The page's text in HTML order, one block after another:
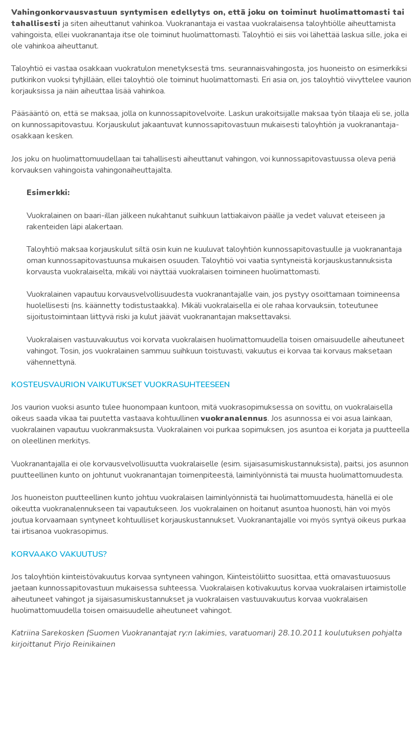
Vahingonkorvausvastuun syntymisen edellytys on, että joku on toiminut huolimattomasti tai
tahallisesti ja siten aiheuttanut vahinkoa. Vuokranantaja ei vastaa vuokralaisensa taloyhtiölle aiheuttamista
vahingoista, ellei vuokranantaja itse ole toiminut huolimattomasti. Taloyhtiö ei siis voi lähettää laskua sille, joka ei
ole vahinkoa aiheuttanut.
Taloyhtiö ei vastaa osakkaan vuokratulon menetyksestä tms. seurannaisvahingosta, jos huoneisto on esimerkiksi
putkirikon vuoksi tyhjillään, ellei taloyhtiö ole toiminut huolimattomasti. Eri asia on, jos taloyhtiö viivyttelee vaurion
korjauksissa ja näin aiheuttaa lisää vahinkoa.
Pääsääntö on, että se maksaa, jolla on kunnossapitovelvoite. Laskun urakoitsijalle maksaa työn tilaaja eli se, jolla
on kunnossapitovastuu. Korjauskulut jakaantuvat kunnossapitovastuun mukaisesti taloyhtiön ja vuokranantaja-
osakkaan kesken.
Jos joku on huolimattomuudellaan tai tahallisesti aiheuttanut vahingon, voi kunnossapitovastuussa oleva periä
korvauksen vahingoista vahingonaiheuttajalta.
Esimerkki:
Vuokralainen on baari-illan jälkeen nukahtanut suihkuun lattiakaivon päälle ja vedet valuvat eteiseen ja
rakenteiden läpi alakertaan.
Taloyhtiö maksaa korjauskulut siltä osin kuin ne kuuluvat taloyhtiön kunnossapitovastuulle ja vuokranantaja
oman kunnossapitovastuunsa mukaisen osuuden. Taloyhtiö voi vaatia syntyneistä korjauskustannuksista
korvausta vuokralaiselta, mikäli voi näyttää vuokralaisen toimineen huolimattomasti.
Vuokralainen vapautuu korvausvelvollisuudesta vuokranantajalle vain, jos pystyy osoittamaan toimineensa
huolellisesti (ns. käännetty todistustaakka). Mikäli vuokralaisella ei ole rahaa korvauksiin, toteutunee
sijoitustoimintaan liittyvä riski ja kulut jäävät vuokranantajan maksettavaksi.
Vuokralaisen vastuuvakuutus voi korvata vuokralaisen huolimattomuudella toisen omaisuudelle aiheutuneet
vahingot. Tosin, jos vuokralainen sammuu suihkuun toistuvasti, vakuutus ei korvaa tai korvaus maksetaan
vähennettynä.
KOSTEUSVAURION VAIKUTUKSET VUOKRASUHTEESEEN
Jos vaurion vuoksi asunto tulee huonompaan kuntoon, mitä vuokrasopimuksessa on sovittu, on vuokralaisella
oikeus saada vikaa tai puutetta vastaava kohtuullinenvuokranalennus. Jos asunnossa ei voi asua lainkaan,
vuokralainen vapautuu vuokranmaksusta. Vuokralainen voi purkaa sopimuksen, jos asuntoa ei korjata ja puutteella
on oleellinen merkitys.
Vuokranantajalla ei ole korvausvelvollisuutta vuokralaiselle (esim. sijaisasumiskustannuksista), paitsi, jos asunnon
puutteellinen kunto on johtunut vuokranantajan toimenpiteestä, laiminlyönnistä tai muusta huolimattomuudesta.
Jos huoneiston puutteellinen kunto johtuu vuokralaisen laiminlyönnistä tai huolimattomuudesta, hänellä ei ole
oikeutta vuokranalennukseen tai vapautukseen. Jos vuokralainen on hoitanut asuntoa huonosti, hän voi myös
joutua korvaamaan syntyneet kohtuulliset korjauskustannukset. Vuokranantajalle voi myös syntyä oikeus purkaa
tai irtisanoa vuokrasopimus.
KORVAAKO VAKUUTUS?
Jos taloyhtiön kiinteistövakuutus korvaa syntyneen vahingon, Kiinteistöliitto suosittaa, että omavastuuosuus
jaetaan kunnossapitovastuun mukaisessa suhteessa. Vuokralaisen kotivakuutus korvaa vuokralaisen irtaimistolle
aiheutuneet vahingot ja sijaisasumiskustannukset ja vuokralaisen vastuuvakuutus korvaa vuokralaisen
huolimattomuudella toisen omaisuudelle aiheutuneet vahingot.
Katriina Sarekosken (Suomen Vuokranantajat ry:n lakimies, varatuomari) 28.10.2011 koulutuksen pohjalta
kirjoittanut Pirjo Reinikainen